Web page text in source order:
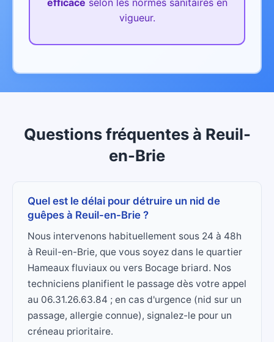
efficace selon les normes sanitaires en
vigueur.
Questions fréquentes à Reuil-
en-Brie
Quel est le délai pour détruire un nid de
guêpes à Reuil-en-Brie ?
Nous intervenons habituellement sous 24 à 48h
à Reuil-en-Brie, que vous soyez dans le quartier
Hameaux fluviaux ou vers Bocage briard. Nos
techniciens planifient le passage dès votre appel
au 06.31.26.63.84 ; en cas d'urgence (nid sur un
passage, allergie connue), signalez-le pour un
créneau prioritaire.